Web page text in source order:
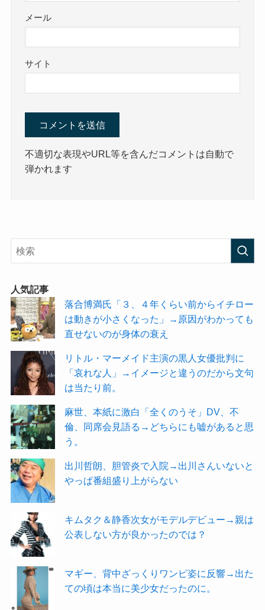
メール
サイト
不適切な表現やURL等を含んだコメントは自動で
弾かれます
人気記事
落合博満氏「３、４年くらい前からイチロー
は動きが小さくなった」→原因がわかっても
直せないのが身体の衰え
リトル・マーメイド主演の黒人女優批判に
「哀れな人」→イメージと違うのだから文句
は当たり前。
麻世、本紙に激白「全くのうそ」DV、不
倫、同席会見語る→どちらにも嘘があると思
う。
出川哲朗、胆管炎で入院→出川さんいないと
やっぱ番組盛り上がらない
キムタク＆静香次女がモデルデビュー→親は
公表しない方が良かったのでは？
マギー、背中ざっくりワンピ姿に反響→出た
ての頃は本当に美少女だったのに。